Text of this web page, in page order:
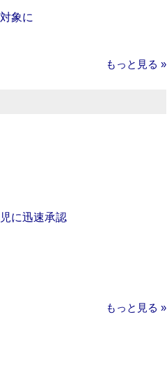
象に
もっと見る »
に迅速承認
もっと見る »